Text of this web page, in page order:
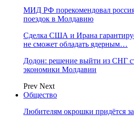
МИД РФ порекомендовал
поездок в Молдавию
Сделка США и Ирана
не сможет обладать ядерным…
Додон: решение выйти из СНГ
экономики Молдавии
Prev Next
Общество
Любителям окрошки придётся